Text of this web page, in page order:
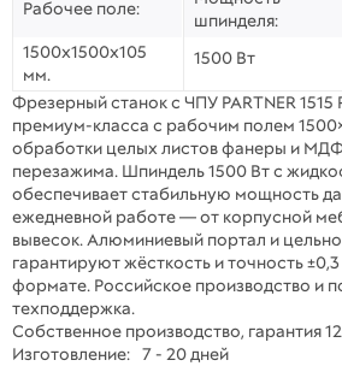
Рабочее поле:
1500х1500х105
мм.
шпинделя:
1500 Вт
Фрезерный станок с ЧПУ PARTNER
премиум-класса с рабочим полем
обработки целых листов фанеры и
перезажима. Шпиндель 1500 Вт с
обеспечивает стабильную мощность
ежедневной работе — от корпусной
вывесок. Алюминиевый портал и
гарантируют жёсткость и точность
формате. Российское производство и
техподдержка.
Собственное производство, гарантия
Изготовление: 7 - 20 дней